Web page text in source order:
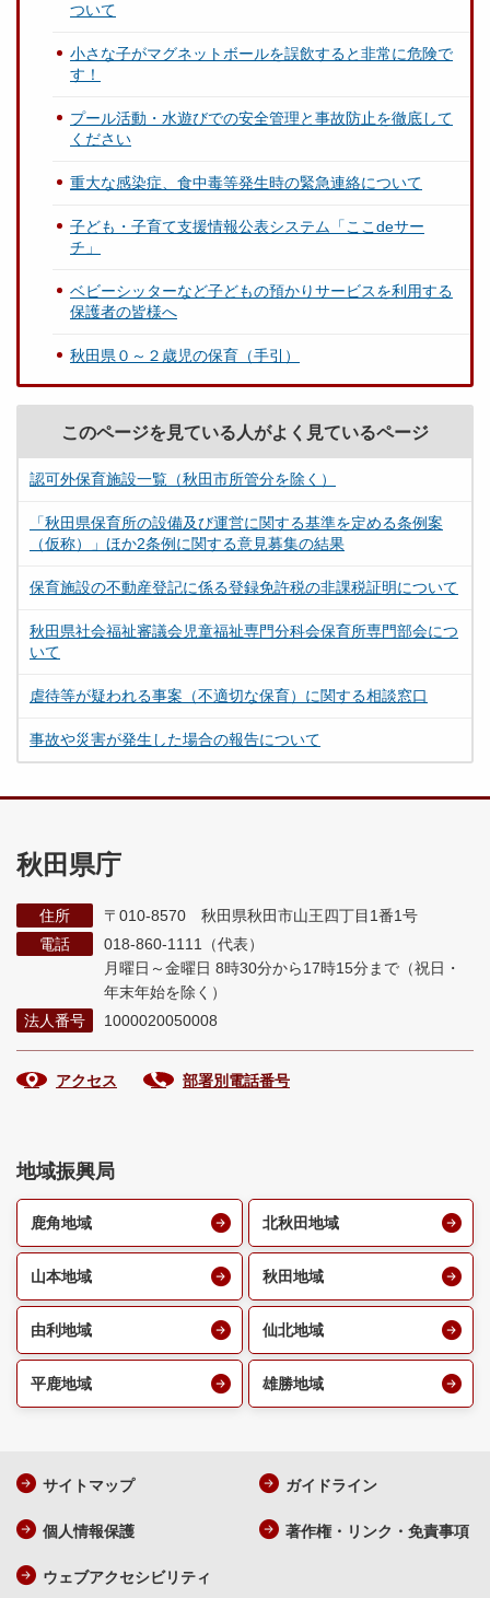
ついて
小さな子がマグネットボールを誤飲すると非常に危険で
す！
プール活動・水遊びでの安全管理と事故防止を徹底して
ください
重大な感染症、食中毒等発生時の緊急連絡について
子ども・子育て支援情報公表システム「ここdeサー
チ」
ベビーシッターなど子どもの預かりサービスを利用する
保護者の皆様へ
秋田県０～２歳児の保育（手引）
このページを見ている人がよく見ているページ
認可外保育施設一覧（秋田市所管分を除く）
「秋田県保育所の設備及び運営に関する基準を定める条例案
（仮称）」ほか2条例に関する意見募集の結果
保育施設の不動産登記に係る登録免許税の非課税証明について
秋田県社会福祉審議会児童福祉専門分科会保育所専門部会につ
いて
虐待等が疑われる事案（不適切な保育）に関する相談窓口
事故や災害が発生した場合の報告について
秋田県庁
住所
〒010-8570 秋田県秋田市山王四丁目1番1号
電話
018-860-1111（代表）
月曜日～金曜日 8時30分から17時15分まで （祝日・
年末年始を除く）
法人番号
1000020050008
アクセス 部署別電話番号
地域振興局
鹿角地域 北秋田地域
山本地域 秋田地域
由利地域 仙北地域
平鹿地域 雄勝地域
サイトマップ ガイドライン
個人情報保護 著作権・リンク・免責事項
ウェブアクセシビリティ